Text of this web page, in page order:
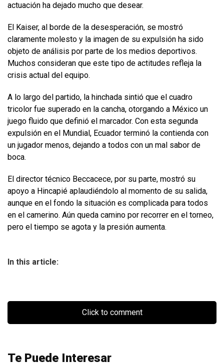
actuación ha dejado mucho que desear.
El Kaiser, al borde de la desesperación, se mostró
claramente molesto y la imagen de su expulsión ha sido
objeto de análisis por parte de los medios deportivos.
Muchos consideran que este tipo de actitudes refleja la
crisis actual del equipo.
A lo largo del partido, la hinchada sintió que el cuadro
tricolor fue superado en la cancha, otorgando a México un
juego fluido que definió el marcador. Con esta segunda
expulsión en el Mundial, Ecuador terminó la contienda con
un jugador menos, dejando a todos con un mal sabor de
boca.
El director técnico Beccacece, por su parte, mostró su
apoyo a Hincapié aplaudiéndolo al momento de su salida,
aunque en el fondo la situación es complicada para todos
en el camerino. Aún queda camino por recorrer en el torneo,
pero el tiempo se agota y la presión aumenta.
In this article:
Click to comment
Te Puede Interesar